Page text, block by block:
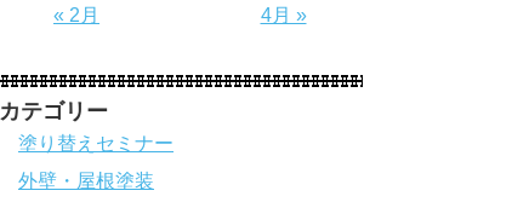
« 2月 4月 »
カテゴリー
塗り替えセミナー
外壁・屋根塗装